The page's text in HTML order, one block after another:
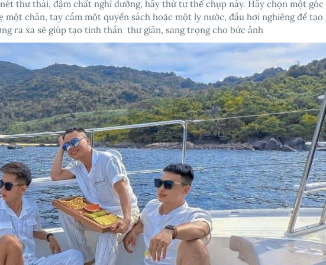
thư thái, đậm chất nghỉ dưỡng, hãy thử tư thế chụp này. Hãy chọn một góc
một chân, tay cầm một quyển sách hoặc một ly nước, đầu hơi nghiêng để tạo
ra xa sẽ giúp tạo tinh thần thư giãn, sang trọng cho bức ảnh